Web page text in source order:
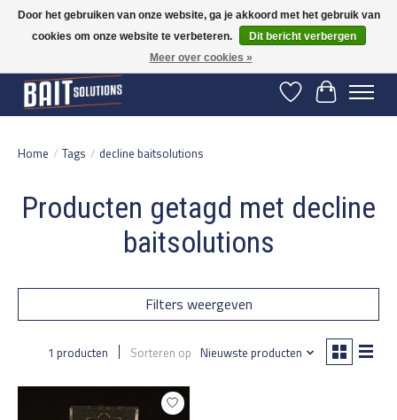
Gratis verzending vanaf 50 euro binnen NL | Op voorraad binnen 2-5 werkdagen
verzonden | België vanaf 70 euro gratis verzonden
Verlanglijst
Home / Tags / decline baitsolutions
Producten getagd met decline
baitsolutions
Filters weergeven
1 producten Sorteren op Nieuwste producten
Door het gebruiken van onze website, ga je akkoord met het gebruik van
cookies om onze website te verbeteren.
Dit bericht verbergen
Meer over cookies »